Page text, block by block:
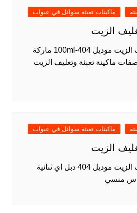
ماكينات تعبئة سوائل في عبوات
الزيت
ماكينة تعبئة وتغليف الزيت موديل 404-100ml ماركة
ماكينة تعبئة وتغليف الزيت
ماكينات تعبئة سوائل في عبوات
الزيت
ماكينة تعبئة وتغليف الزيت موديل 404 دبل اي ثنائية
منسي